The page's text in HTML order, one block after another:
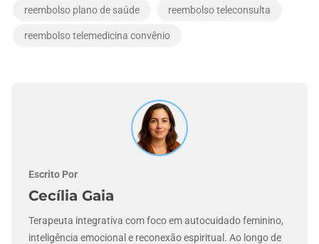
reembolso plano de saúde reembolso teleconsulta
reembolso telemedicina convênio
Escrito Por
Cecília Gaia
Terapeuta integrativa com foco em autocuidado feminino,
inteligência emocional e reconexão espiritual. Ao longo de